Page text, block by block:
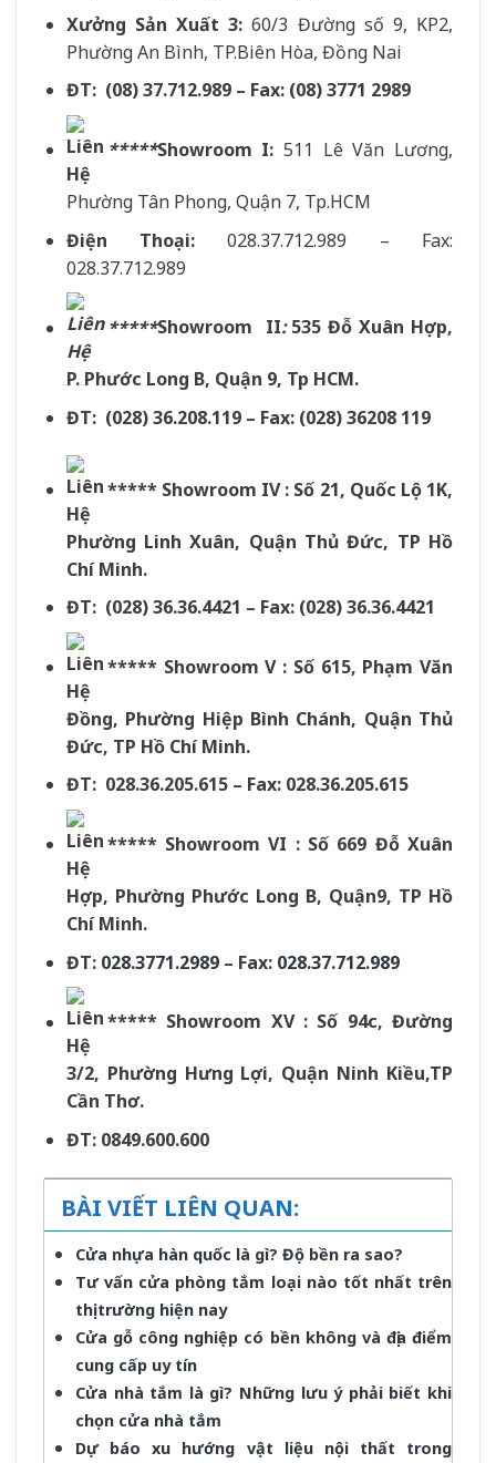
Xưởng Sản Xuất 3: 60/3 Đường số 9, KP2,
Phường An Bình, TP.Biên Hòa, Đồng Nai
ĐT: (08) 37.712.989 – Fax: (08) 3771 2989
*****Showroom I: 511 Lê Văn Lương,
Phường Tân Phong, Quận 7, Tp.HCM
Điện Thoại: 028.37.712.989 – Fax:
028.37.712.989
*****Showroom II:535 Đỗ Xuân Hợp,
P. Phước Long B, Quận 9, Tp HCM.
ĐT: (028) 36.208.119 – Fax: (028) 36208 119
***** Showroom IV : Số 21, Quốc Lộ 1K,
Phường Linh Xuân, Quận Thủ Đức, TP Hồ
Chí Minh.
ĐT: (028) 36.36.4421 – Fax: (028) 36.36.4421
***** Showroom V : Số 615, Phạm Văn
Đồng, Phường Hiệp Bình Chánh, Quận Thủ
Đức, TP Hồ Chí Minh.
ĐT: 028.36.205.615 – Fax: 028.36.205.615
***** Showroom VI : Số 669 Đỗ Xuân
Hợp, Phường Phước Long B, Quận9, TP Hồ
Chí Minh.
ĐT: 028.3771.2989– Fax: 028.37.712.989
***** Showroom XV : Số 94c, Đường
3/2, Phường Hưng Lợi, Quận Ninh Kiều,TP
Cần Thơ.
ĐT: 0849.600.600
BÀI VIẾT LIÊN QUAN:
Cửa nhựa hàn quốc là gì? Độ bền ra sao?
Tư vấn cửa phòng tắm loại nào tốt nhất trên
thị trường hiện nay
Cửa gỗ công nghiệp có bền không và địa điểm
cung cấp uy tín
Cửa nhà tắm là gì? Những lưu ý phải biết khi
chọn cửa nhà tắm
Dự báo xu hướng vật liệu nội thất trong